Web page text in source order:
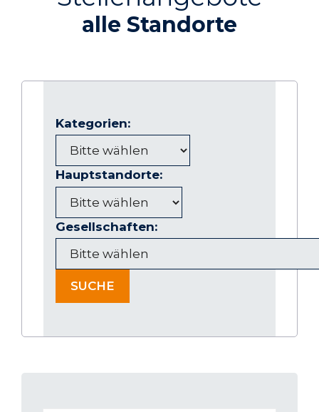
alle Standorte
Kategorien:
Hauptstandorte:
Gesellschaften:
SUCHE